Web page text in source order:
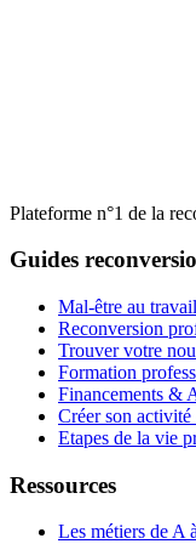
Plateforme n°1 de la
Guides
Mal-être au travail
Reconversion
Trouver votre
Formation
Financements &
Créer son
Etapes de la vie
Ressources
Les métiers de A